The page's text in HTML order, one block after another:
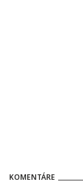
KOMENTÁRE